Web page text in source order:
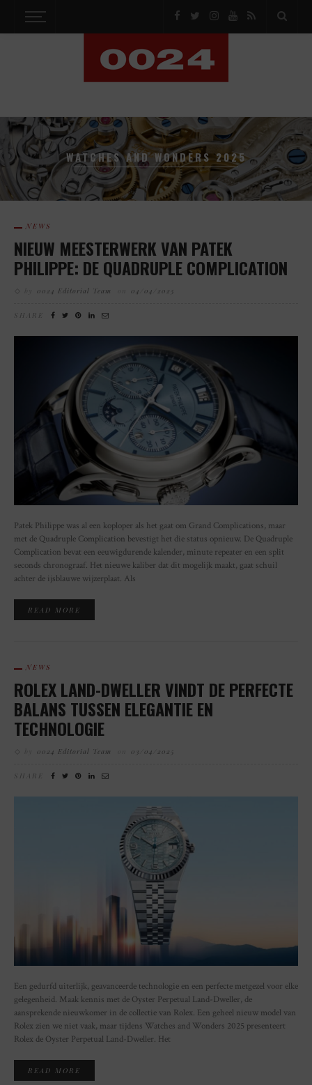
WATCHES AND WONDERS 2025
NEWS
NIEUW MEESTERWERK VAN PATEK
PHILIPPE: DE QUADRUPLE COMPLICATION
0024 Editorial Team 04/04/2025
SHARE
Patek Philippe was al een koploper als het gaat om Grand Complications, maar
met de Quadruple Complication bevestigt het die status opnieuw. De Quadruple
Complication bevat een eeuwigdurende kalender, minute repeater en een split
seconds chronograaf. Het nieuwe kaliber dat dit mogelijk maakt, gaat schuil
achter de ijsblauwe wijzerplaat. Als
READ MORE
NEWS
ROLEX LAND-DWELLER VINDT DE PERFECTE
BALANS TUSSEN ELEGANTIE EN
TECHNOLOGIE
0024 Editorial Team 03/04/2025
SHARE
Een gedurfd uiterlijk, geavanceerde technologie en een perfecte metgezel voor elke
gelegenheid. Maak kennis met de Oyster Perpetual Land-Dweller, de
aansprekende nieuwkomer in de collectie van Rolex. Een geheel nieuw model van
Rolex zien we niet vaak, maar tijdens Watches and Wonders 2025 presenteert
Rolex de Oyster Perpetual Land-Dweller. Het
READ MORE